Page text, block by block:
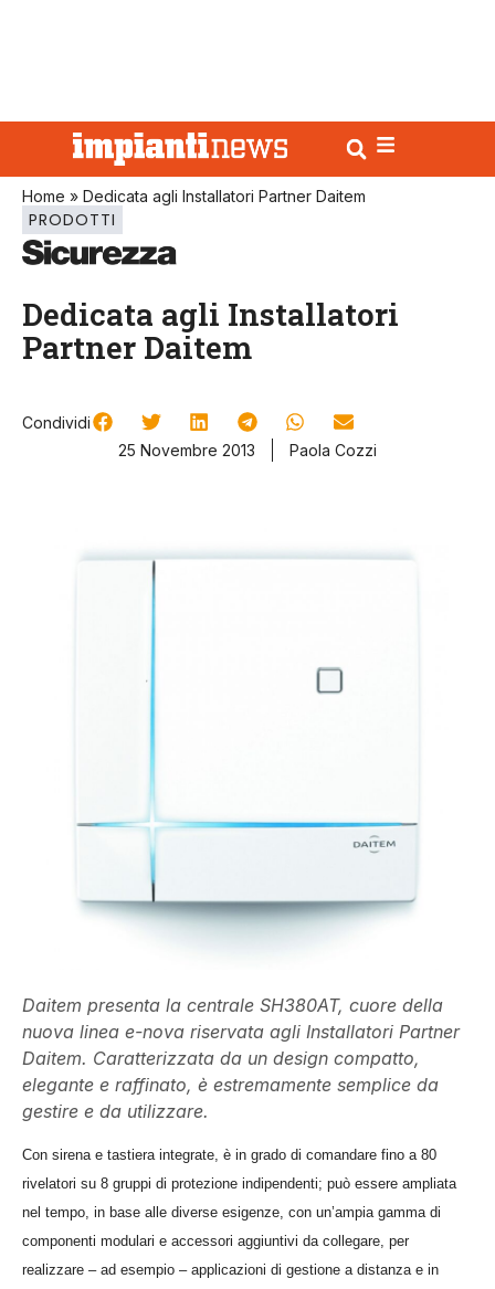
Home » Dedicata agli Installatori Partner Daitem
PRODOTTI
Dedicata agli Installatori
Partner Daitem
Condividi
25 Novembre 2013
Paola Cozzi
Daitem presenta la centrale SH380AT, cuore della
nuova linea e-nova riservata agli Installatori Partner
Daitem. Caratterizzata da un design compatto,
elegante e raffinato, è estremamente semplice da
gestire e da utilizzare.
Con sirena e tastiera integrate, è in grado di comandare fino a 80
rivelatori su 8 gruppi di protezione indipendenti; può essere ampliata
nel tempo, in base alle diverse esigenze, con un’ampia gamma di
componenti modulari e accessori aggiuntivi da collegare, per
realizzare – ad esempio – applicazioni di gestione a distanza e in